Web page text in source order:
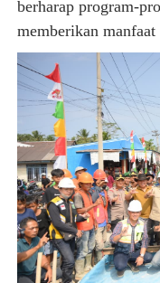
berharap program-
memberikan